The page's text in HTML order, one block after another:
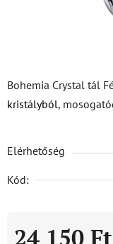
Bohemia Crystal tál
kristályból,
Elérhetőség
Kód:
24 150 Ft